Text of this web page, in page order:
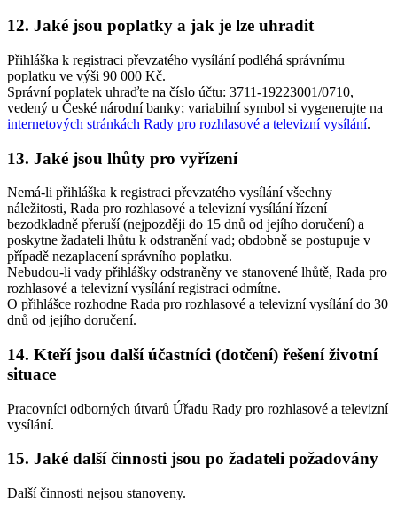
12. Jaké jsou poplatky a jak je lze uhradit
Přihláška k registraci převzatého vysílání podléhá správnímu
poplatku ve výši 90 000 Kč.
Správní poplatek uhraďte na číslo účtu: 3711-19223001/0710,
vedený u České národní banky; variabilní symbol si vygenerujte na
internetových stránkách Rady pro rozhlasové a televizní vysílání.
13. Jaké jsou lhůty pro vyřízení
Nemá-li přihláška k registraci převzatého vysílání všechny
náležitosti, Rada pro rozhlasové a televizní vysílání řízení
bezodkladně přeruší (nejpozději do 15 dnů od jejího doručení) a
poskytne žadateli lhůtu k odstranění vad; obdobně se postupuje v
případě nezaplacení správního poplatku.
Nebudou-li vady přihlášky odstraněny ve stanovené lhůtě, Rada pro
rozhlasové a televizní vysílání registraci odmítne.
O přihlášce rozhodne Rada pro rozhlasové a televizní vysílání do 30
dnů od jejího doručení.
14. Kteří jsou další účastníci (dotčení) řešení životní
situace
Pracovníci odborných útvarů Úřadu Rady pro rozhlasové a televizní
vysílání.
15. Jaké další činnosti jsou po žadateli požadovány
Další činnosti nejsou stanoveny.